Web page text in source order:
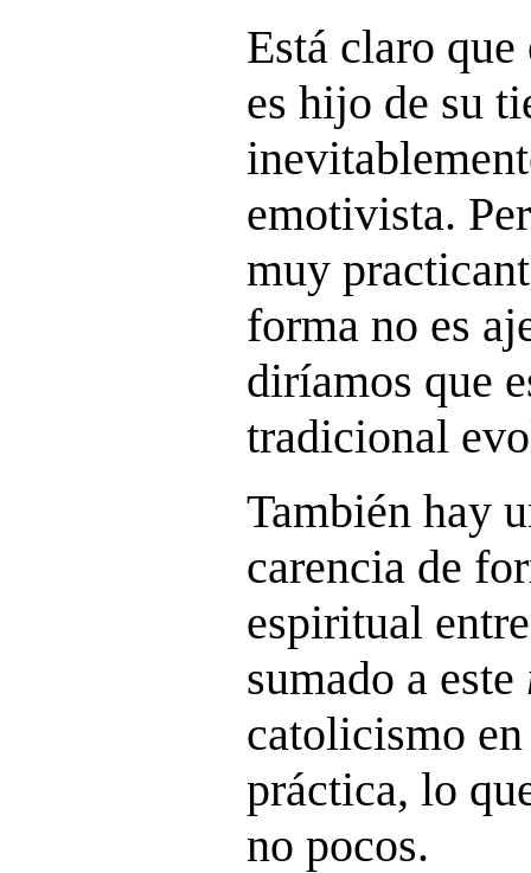
Está claro
es hijo de su
emotivista.
muy
forma no es
diríamos que
tradicional
También hay
carencia de
espiritual
sumado a este
catolicismo
práctica, lo
no pocos.